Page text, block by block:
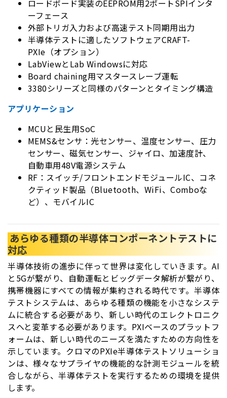
ロードボード実装のEEPROM用2ポートSPIインタ
ーフェース
外部トリガ入力および高速テスト同期用出力
半導体テストに適したソフトウェアCRAFT-
PXIe（オプション）
LabViewとLab Windowsに対応
Board chaining用マスタースレーブ運転
3380シリーズと同様のパターンとタイミング構造
アプリケーション
MCUと民生用SoC
MEMS&センサ：光センサー、温度センサー、圧力
センサー、磁気センサー、ジャイロ、加速度計、
自動車用48V電源システム
RF：スイッチ/フロントエンドモジュールIC、コネ
クティッド製品（Bluetooth、WiFi、Comboな
ど）、モバイルIC
あらゆる種類の半導体コンポーネントテストに
対応
半導体技術の進歩に伴って世界は変化していきます。AI
と5Gが繋がり、自動運転とビッグデータ解析が繋がり、
携帯機器にすべての情報が集約される時代です。半導体
テストシステムは、あらゆる種類の機能を小さなシステ
ムに統合する必要があり、新しい時代のエレクトロニク
スへと変革する必要があります。PXIベースのプラットフ
ォームは、新しい時代のニーズを満たすための方向性を
示しています。クロマのPXIe半導体テストソリューショ
ンは、様々なサプライヤの機能的な計測モジュールを統
合しながら、半導体テストを実行するための環境を提供
します。